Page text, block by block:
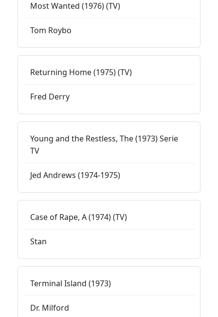
Most Wanted (1976) (TV)
Tom Roybo
Returning Home (1975) (TV)
Fred Derry
Young and the Restless, The (1973) Serie
TV
Jed Andrews (1974-1975)
Case of Rape, A (1974) (TV)
Stan
Terminal Island (1973)
Dr. Milford